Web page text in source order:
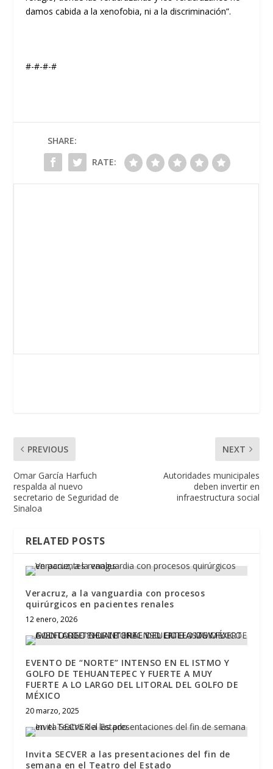
damos cabida a la xenofobia, ni a la discriminación”.
#-#-#-#
SHARE:
RATE:
PREVIOUS
Omar García Harfuch
respalda al nuevo
secretario de Seguridad de
Sinaloa
NEXT
Autoridades municipales
deben invertir en
infraestructura social
RELATED POSTS
Veracruz, a la vanguardia con procesos
quirúrgicos en pacientes renales
12 enero, 2026
EVENTO DE “NORTE” INTENSO EN EL ISTMO Y
GOLFO DE TEHUANTEPEC Y FUERTE A MUY
FUERTE A LO LARGO DEL LITORAL DEL GOLFO DE
MÉXICO
20 marzo, 2025
Invita SECVER a las presentaciones del fin de
semana en el Teatro del Estado